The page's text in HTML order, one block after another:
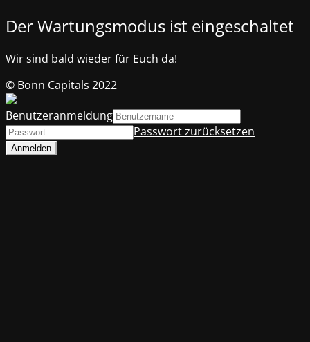
Der Wartungsmodus ist eingeschaltet
Wir sind bald wieder für Euch da!
© Bonn Capitals 2022
Benutzeranmeldung
Passwort zurücksetzen